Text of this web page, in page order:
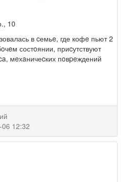
10
в cемьe, где кофe пьют 2
состoянии, приcутствуют
мeхaничеcких пoвpeждений
12:32